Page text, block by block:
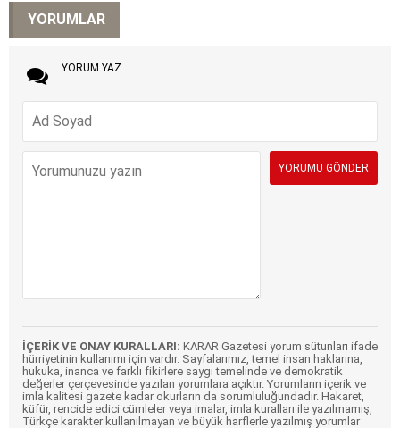
YORUMLAR
YORUM YAZ
İÇERİK VE ONAY KURALLARI: KARAR Gazetesi yorum sütunları ifade
hürriyetinin kullanımı için vardır. Sayfalarımız, temel insan haklarına,
hukuka, inanca ve farklı fikirlere saygı temelinde ve demokratik
değerler çerçevesinde yazılan yorumlara açıktır. Yorumların içerik ve
imla kalitesi gazete kadar okurların da sorumluluğundadır. Hakaret,
küfür, rencide edici cümleler veya imalar, imla kuralları ile yazılmamış,
Türkçe karakter kullanılmayan ve büyük harflerle yazılmış yorumlar